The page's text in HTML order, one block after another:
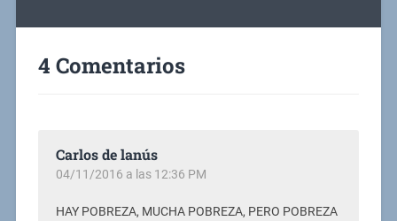
4 Comentarios
Carlos de lanús
04/11/2016 a las 12:36 PM
HAY POBREZA, MUCHA POBREZA, PERO POBREZA